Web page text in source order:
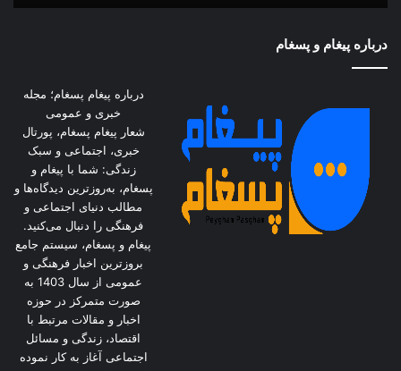
۲۰۲۸
کرد
درباره پیغام و پسغام
درباره پیغام پسغام؛ مجله
خبری و عمومی
شعار پیغام پسغام، پورتال
خبری، اجتماعی و سبک
زندگی: شما با پیغام و
پسغام، به‌روزترین دیدگاه‌ها و
مطالب دنیای اجتماعی و
فرهنگی را دنبال می‌کنید.
پیغام و پسغام، سیستم جامع
بروزترین اخبار فرهنگی و
عمومی از سال 1403 به
صورت متمرکز در حوزه
اخبار و مقالات مرتبط با
اقتصاد، زندگی و مسائل
اجتماعی آغاز به کار نموده